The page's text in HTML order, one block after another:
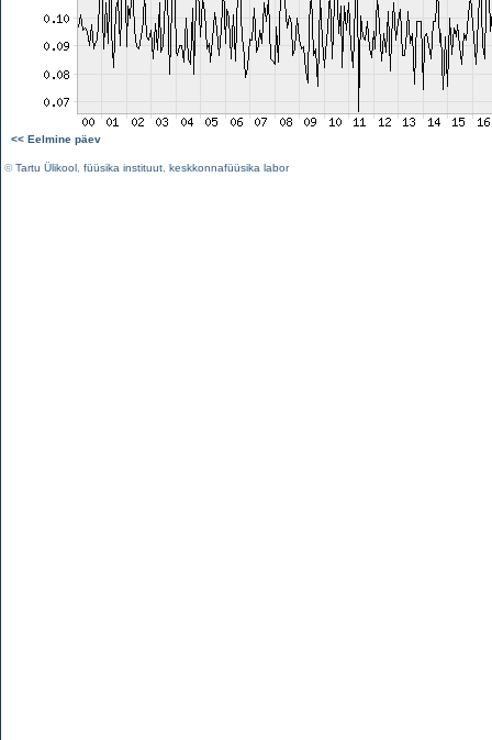
<< Eelmine päev
©Tartu Ülikool füüsika instituut keskkonnafüüsika labor